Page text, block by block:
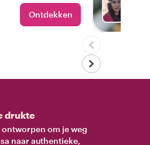
Ontdekken
drukte
om je weg
naar authentieke,